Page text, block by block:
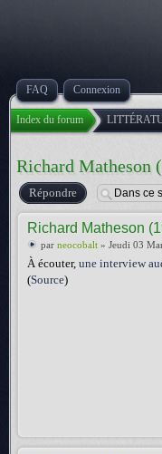
FAQ Connexion
Index du forum
Richard Matheson
Répondre
Richard Matheson
par neocobalt » Jeudi 03
À écouter, une interview
(Source)